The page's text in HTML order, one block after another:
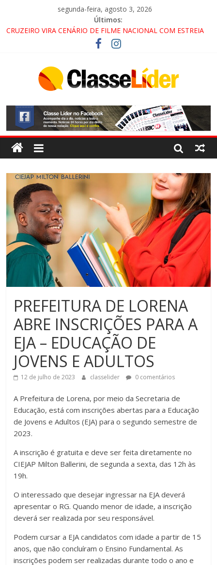
segunda-feira, agosto 3, 2026
Últimos:
CRUZEIRO VIRA CENÁRIO DE FILME NACIONAL COM ESTREIA
PROMOTOR DO GAECO
ACESSO À APARECIDA NA DUTRA SERÁ BLOQUEADO NO FIM
ALTERNATIVAS
LORENA, PINDAMONHANGABA E QUELUZ NA RETA FINAL
PELA FÁBRICA DA COCA-COLA!
PREFEITURA DE LORENA
ABRE INSCRIÇÕES PARA A
EJA – EDUCAÇÃO DE
JOVENS E ADULTOS
12 de julho de 2023 classelider 0 comentários
A Prefeitura de Lorena, por meio da Secretaria de
Educação, está com inscrições abertas para a Educação
de Jovens e Adultos (EJA) para o segundo semestre de
2023.
A inscrição é gratuita e deve ser feita diretamente no
CIEJAP Milton Ballerini, de segunda a sexta, das 12h às
19h.
O interessado que desejar ingressar na EJA deverá
apresentar o RG. Quando menor de idade, a inscrição
deverá ser realizada por seu responsável.
Podem cursar a EJA candidatos com idade a partir de 15
anos, que não concluíram o Ensino Fundamental. As
inscrições podem ser realizadas durante todo o ano e